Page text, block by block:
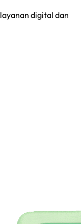
digital dan